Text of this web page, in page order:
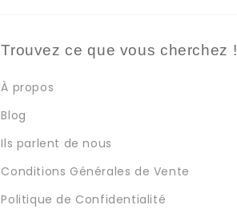
Trouvez ce que vous cherchez !
À propos
Blog
Ils parlent de nous
Conditions Générales de Vente
Politique de Confidentialité